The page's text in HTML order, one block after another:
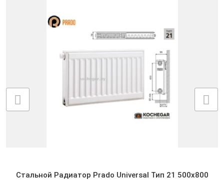
Стальной Радиатор Prado Universal Тип 21 500x800